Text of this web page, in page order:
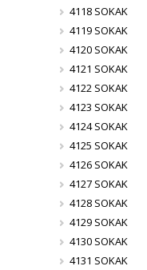
4118 SOKAK
4119 SOKAK
4120 SOKAK
4121 SOKAK
4122 SOKAK
4123 SOKAK
4124 SOKAK
4125 SOKAK
4126 SOKAK
4127 SOKAK
4128 SOKAK
4129 SOKAK
4130 SOKAK
4131 SOKAK